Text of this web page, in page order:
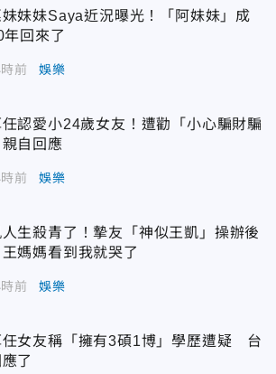
妹妹妹Saya近況曝光！「阿妹妹」成
年回來了
前 娛樂
認愛小24歲女友！遭勸「小心騙財騙
自回應
前 娛樂
人生殺青了！摯友「神似王凱」操辦後
媽媽看到我就哭了
前 娛樂
任女友稱「擁有3碩1博」學歷遭疑 台
了